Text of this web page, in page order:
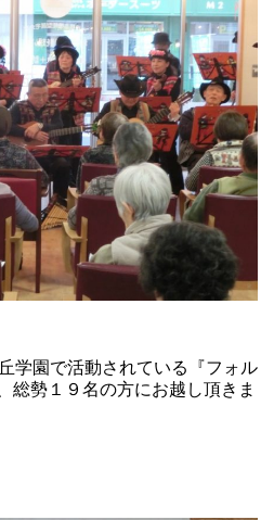
学園で活動されている『フォル
総勢１９名の方にお越し頂きま